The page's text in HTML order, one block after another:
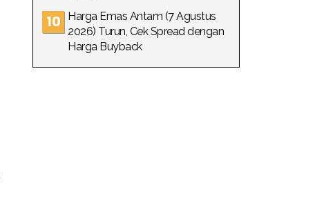
Harga Emas Antam (7 Agustus
2026) Turun, Cek Spread dengan
Harga Buyback